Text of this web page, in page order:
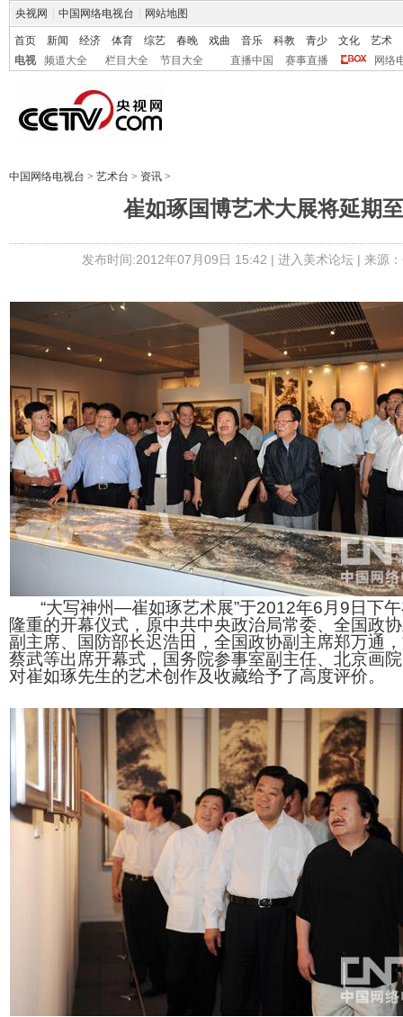
央视网 中国网络电视台 网站地图
首页 新闻 经济 体育 综艺 春晚 戏曲 音乐 科教 青少 文化
艺术
电视
频道大全 栏目大全 节目大全 直播中国 赛事直播 网络
中国网络电视台 > 艺术台 > 资讯 >
崔如琢国博艺术大展将延期
发布时间:2012年07月09日 15:42 | 进入美术论坛| 来源
“大写神州—崔如琢艺术展”于2012年6月9日下午
隆重的开幕仪式，原中共中央政治局常委、全国政
副主席、国防部长迟浩田，全国政协副主席郑万通
蔡武等出席开幕式，国务院参事室副主任、北京画
对崔如琢先生的艺术创作及收藏给予了高度评价。